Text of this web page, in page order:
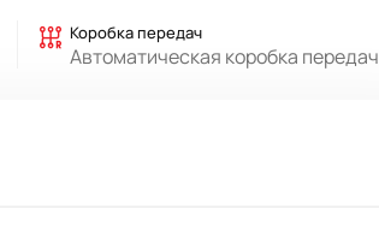
Коробка передач
Автоматическая коробка передач